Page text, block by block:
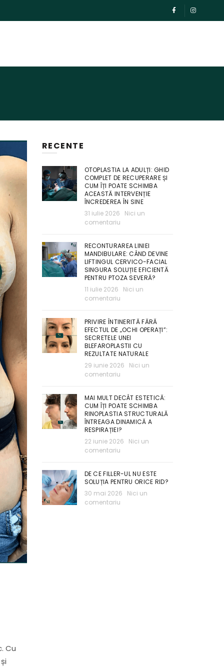
Cu
RECENTE
OTOPLASTIA LA ADULȚI: GHID
COMPLET DE RECUPERARE ȘI
CUM ÎȚI POATE SCHIMBA
ACEASTĂ INTERVENȚIE
ÎNCREDEREA ÎN SINE
31 iulie 2026
Nici un
comentariu
RECONTURAREA LINIEI
MANDIBULARE: CÂND DEVINE
LIFTINGUL CERVICO-FACIAL
SINGURA SOLUȚIE EFICIENTĂ
PENTRU PTOZA SEVERĂ?
11 iulie 2026
Nici un
comentariu
PRIVIRE ÎNTINERITĂ FĂRĂ
EFECTUL DE „OCHI OPERAȚI”:
SECRETELE UNEI
BLEFAROPLASTII CU
REZULTATE NATURALE
29 iunie 2026
Nici un
comentariu
MAI MULT DECÂT ESTETICĂ:
CUM ÎȚI POATE SCHIMBA
RINOPLASTIA STRUCTURALĂ
ÎNTREAGA DINAMICĂ A
RESPIRAȚIEI?
22 iunie 2026
Nici un
comentariu
DE CE FILLER-UL NU ESTE
SOLUȚIA PENTRU ORICE RID?
30 mai 2026
Nici un
comentariu